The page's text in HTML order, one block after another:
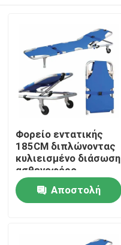
Σπίτι
Προϊόντα
Φορείο εντατικής
185CM διπλώνοντας
κυλιεισμένο διάσωση
ασθενοφόρο
νοσοκομείων 60
βαθμώνΑποστολή